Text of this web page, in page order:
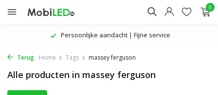
0
Persoonlijke aandacht | Fijne service
Terug Home Tags massey ferguson
Alle producten in massey ferguson